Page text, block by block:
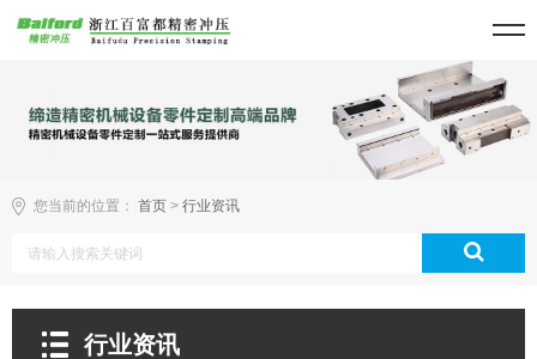
您当前的位置： 首页 > 行业资讯
行业资讯